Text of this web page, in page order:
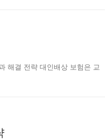
해결 전략 대인배상 보험은 교